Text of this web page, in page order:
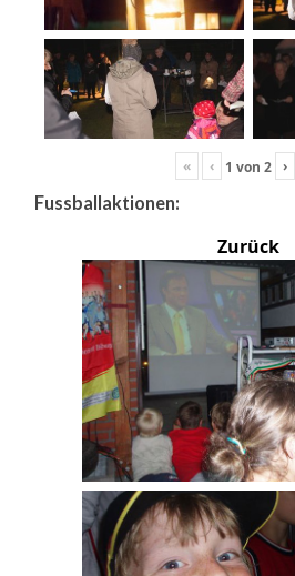
« ‹ 1 von 2 ›
Fussballaktionen:
Zurück